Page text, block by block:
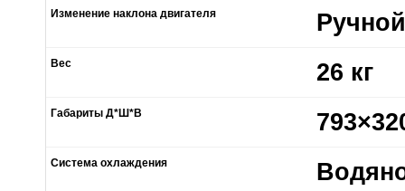
Изменение наклона двигателя Ручной
Вес 26 кг
Габариты Д*Ш*В
Система охлаждения